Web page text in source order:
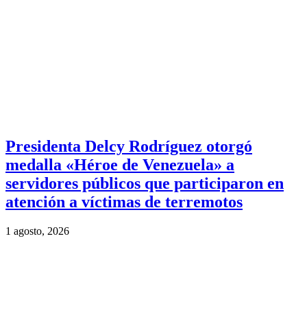
Presidenta Delcy Rodríguez otorgó
medalla «Héroe de Venezuela» a
servidores públicos que participaron en
atención a víctimas de terremotos
1 agosto, 2026